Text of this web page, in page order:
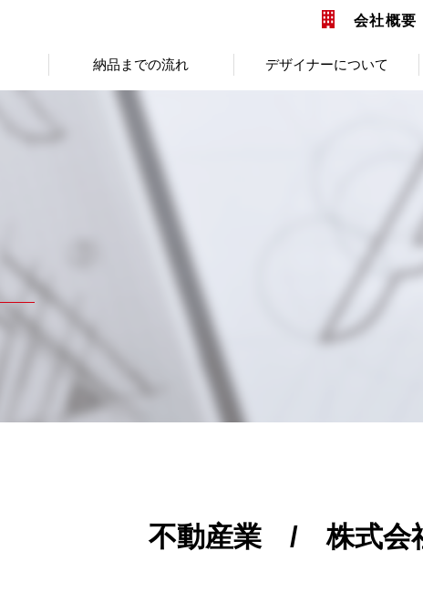
会社概要
納品までの流れ デザイナーについて
不動産業 / 株式会